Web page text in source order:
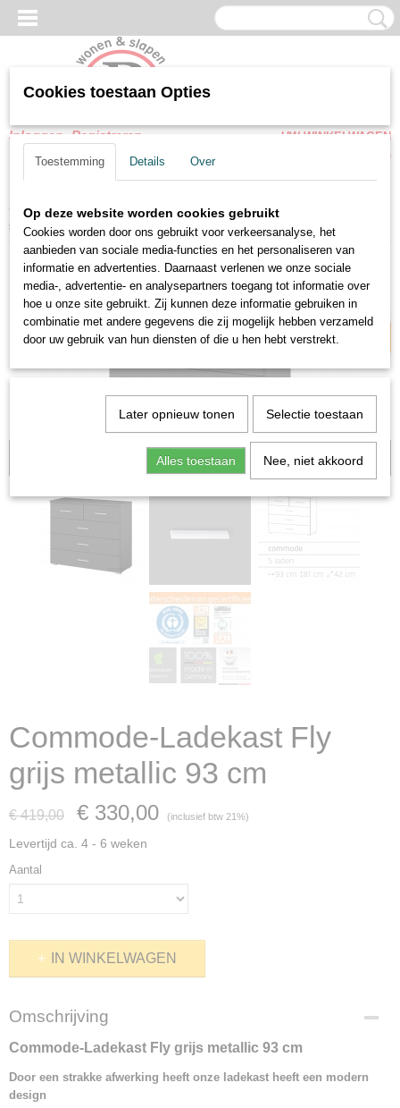
Inloggen Registreren
UW WINKELWAGEN
(0)
Home > Woonkamer meubel Kasten
Commode-Ladekast Fly
grijs metallic 93 cm
Aanbieding
Breedte 93 cm
Commode-Ladekast Fly
grijs metallic 93 cm
€ 419,00 € 330,00 (inclusief btw 21%)
Levertijd ca. 4 - 6 weken
Aantal
IN WINKELWAGEN
Omschrijving
Commode-Ladekast Fly grijs metallic 93 cm
Door een strakke afwerking heeft onze ladekast heeft een modern
design
Cookies toestaan Opties
Toestemming Details Over
Op deze website worden cookies gebruikt
Cookies worden door ons gebruikt voor verkeersanalyse, het
aanbieden van sociale media-functies en het personaliseren van
informatie en advertenties. Daarnaast verlenen we onze sociale
media-, advertentie- en analysepartners toegang tot informatie over
hoe u onze site gebruikt. Zij kunnen deze informatie gebruiken in
combinatie met andere gegevens die zij mogelijk hebben verzameld
door uw gebruik van hun diensten of die u hen hebt verstrekt.
Later opnieuw tonen Selectie toestaan
Alles toestaan Nee, niet akkoord